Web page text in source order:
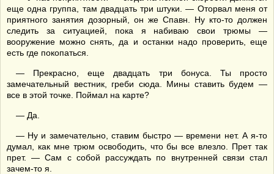
еще одна группа, там двадцать три штуки. — Оторвал меня от
приятного занятия дозорный, он же Спавн. Ну кто-то должен
следить за ситуацией, пока я набиваю свои трюмы —
вооружение можно снять, да и останки надо проверить, еще
есть где покопаться.
— Прекрасно, еще двадцать три бонуса. Ты просто
замечательный вестник, греби сюда. Мины ставить будем —
все в этой точке. Поймал на карте?
— Да.
— Ну и замечательно, ставим быстро — времени нет. А я-то
думал, как мне трюм освободить, что бы все влезло. Прет так
прет. — Сам с собой рассуждать по внутренней связи стал
зачем-то я.